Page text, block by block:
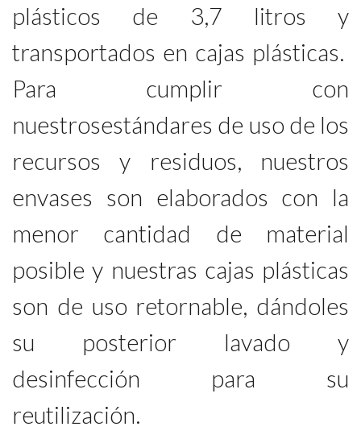
plásticos de 3,7 litros y
transportados en cajas plásticas.
Para cumplir con
nuestrosestándares de uso de los
recursos y residuos, nuestros
envases son elaborados con la
menor cantidad de material
posible y nuestras cajas plásticas
son de uso retornable, dándoles
su posterior lavado y
desinfección para su
reutilización.